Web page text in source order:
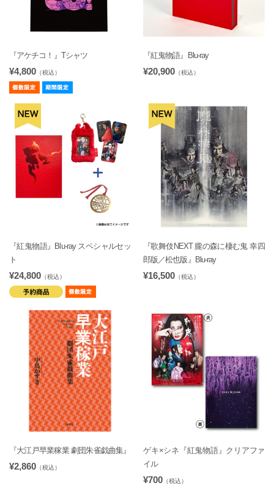
『アケチコ！』Tシャツ
¥4,800 （税込）
『紅鬼物語』Blu-ray
¥20,900 （税込）
『紅鬼物語』Blu-ray スペシャルセッ
ト
¥24,800 （税込）
『歌舞伎NEXT 朧の森に棲む鬼 幸四
郎版／松也版』Blu-ray
¥16,500 （税込）
『大江戸早業稼業 劇団朱雀戯曲集』
¥2,860 （税込）
ゲキ×シネ『紅鬼物語』クリアファ
イル
¥700 （税込）